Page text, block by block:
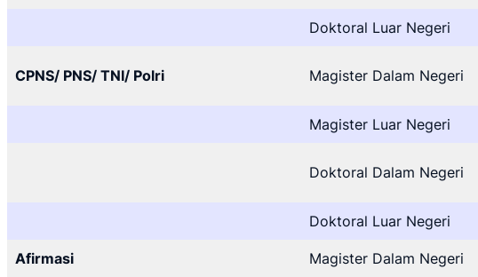
Doktoral Luar Negeri
CPNS/ PNS/ TNI/ Polri Magister Dalam Negeri
Magister Luar Negeri
Doktoral Dalam Negeri
Doktoral Luar Negeri
Afirmasi Magister Dalam Negeri